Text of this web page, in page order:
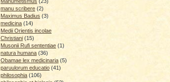
manu scribere (2)
Maximus Badius (3)
medicina (14)
Medii Orientis incolae
Christiani (15)
Musonii Rufi sententiae (1)
natura humana (36)
Obamae lex medicinaria (5)
paruulorum educatio (41)
philosophia (106)